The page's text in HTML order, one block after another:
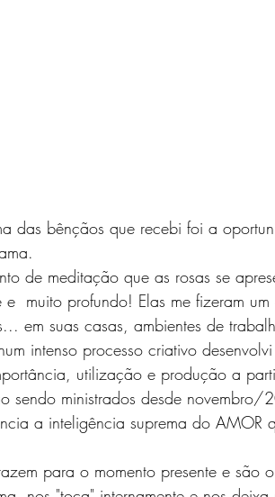
das bênçãos que recebi foi a
de meditação que as rosas se
e  muito profundo! Elas me fizeram
em suas casas, ambientes de
intenso processo criativo
utilização e produção a
sendo ministrados desde
a inteligência suprema do
para o momento presente e são